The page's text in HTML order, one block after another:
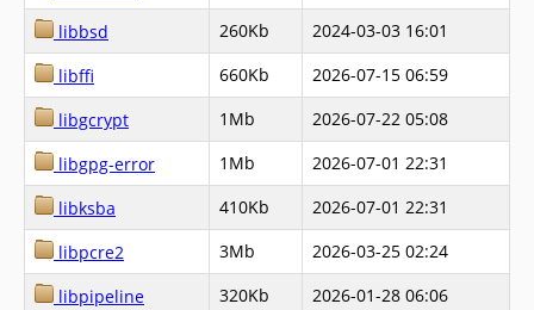
libbsd
260Kb
2024-03-03 16:01
libffi
660Kb
2026-07-15 06:59
libgcrypt
1Mb
2026-07-22 05:08
libgpg-error
1Mb
2026-07-01 22:31
libksba
410Kb
2026-07-01 22:31
libpcre2
3Mb
2026-03-25 02:24
libpipeline
320Kb
2026-01-28 06:06